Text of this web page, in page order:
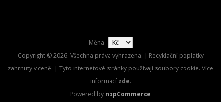
Měna
Copyright © 2026. Všechna práva vyhrazena. | Recyklační poplatky
zahrnuty v ceně. | Tyto internetové stránky používají soubory cookie. Více
informací zde.
Powered by nopCommerce